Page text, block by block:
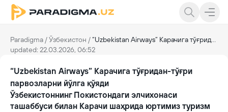
Paradigma /Ўзбекистон / “Uzbekistan Airways” Карачига тўғридан-тўғри парвозларни йўлга қўяди
updated: 22.03.2026, 06:52
“Uzbekistan Airways” Карачига тўғридан-тўғри
парвозларни йўлга қўяди
Ўзбекистоннинг Покистондаги элчихонаси
ташаббуси билан Карачи шаҳрида юртимиз туризм